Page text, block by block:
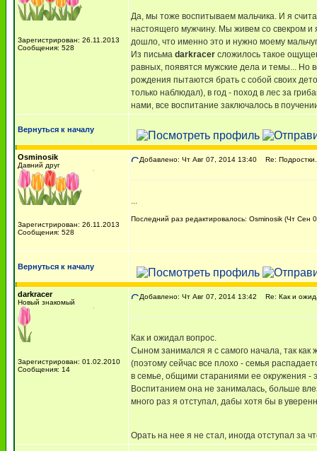
Зарегистрирован: 26.11.2013
Сообщения: 528
Да, мы тоже воспитываем мальчика. И я
настоящего мужчину. Мы живем со свекром и
дошло, что именно это и нужно моему
Из письма darkracer сложилось такое
равных, появятся мужские дела и темы... Но
рождения пытаются брать с собой своих
только наблюдал), в год - поход в лес за
нами, все воспитание заключалось в
Вернуться к началу
Osminosik
Давний друг
Зарегистрирован: 26.11.2013
Сообщения: 528
Добавлено: Чт Авг 07, 2014 13:40 Re:
...
Последний раз редактировалось: Osminosik (Чт Сен
Вернуться к началу
darkracer
Новый знакомый
Зарегистрирован: 01.02.2010
Сообщения: 14
Добавлено: Чт Авг 07, 2014 13:42 Re: Как и
Как и ожидал вопрос.
Сыном занимался я с самого начала, так как
(поэтому сейчас все плохо - семья
в семье, общими стараниями ее окружения -
Воспитанием она не занималась, больше
много раз я отступал, дабы хотя бы в
Орать на нее я не стал, иногда отступал за